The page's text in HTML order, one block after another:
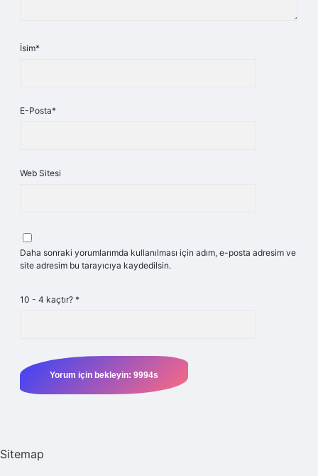
İsim*
E-Posta*
Web Sitesi
Daha sonraki yorumlarımda kullanılması için adım, e-posta adresim ve
site adresim bu tarayıcıya kaydedilsin.
10 - 4 kaçtır? *
Sitemap